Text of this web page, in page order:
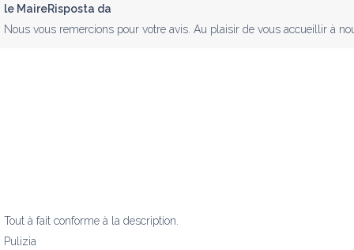
le MaireRisposta da
Nous vous remercions pour votre avis. Au plaisir de vous accueillir à
Tout à fait conforme à la description.
Pulizia